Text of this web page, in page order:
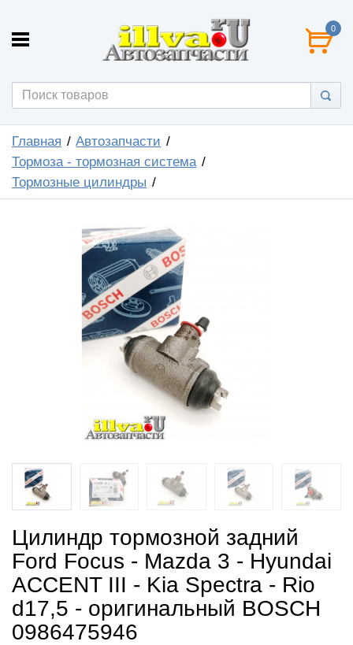
0
Главная
Автозапчасти
Тормоза - тормозная система
Тормозные цилиндры
Цилиндр тормозной задний
Ford Focus - Mazda 3 - Hyundai
ACCENT III - Kia Spectra - Rio
d17,5 - оригинальный BOSCH
0986475946